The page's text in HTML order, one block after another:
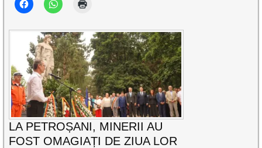
LA PETROȘANI, MINERII AU
FOST OMAGIAȚI DE ZIUA LOR